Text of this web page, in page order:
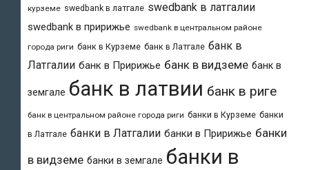
курземе swedbank в латгале swedbank в латгалии
swedbank в пририжье swedbank в центральном районе
города риги банк в Курземе банк в Латгале банк в
Латгалии банк в Пририжье банк в видземе банк в
земгале банк в латвии банк в риге
банк в центральном районе города риги банки в Курземе банки
в Латгале банки в Латгалии банки в Пририжье банки
в видземе банки в земгале банки в